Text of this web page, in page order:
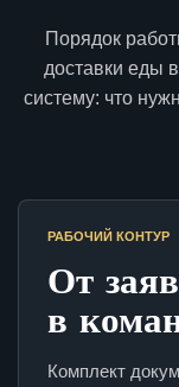
Порядок
доставки еды
систему: что
РАБОЧИЙ КОНТУР
От
в
Комплект